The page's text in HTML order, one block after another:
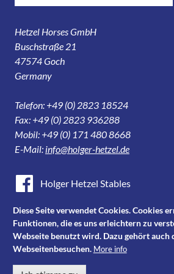
Hetzel Horses GmbH
Buschstraße 21
47574 Goch
Germany
Telefon: +49 (0) 2823 18524
Fax: +49 (0) 2823 936288
Mobil: +49 (0) 171 480 8668
E-Mail: info@holger-hetzel.de
Holger Hetzel Stables
Holger Hetzel Sport Horse Sales
Youtube
Diese Seite verwendet Cookies. Cookies
Funktionen, die es uns erleichtern zu
Webseite benutzt wird. Dazu gehört auch
Webseitenbesuchen. More info